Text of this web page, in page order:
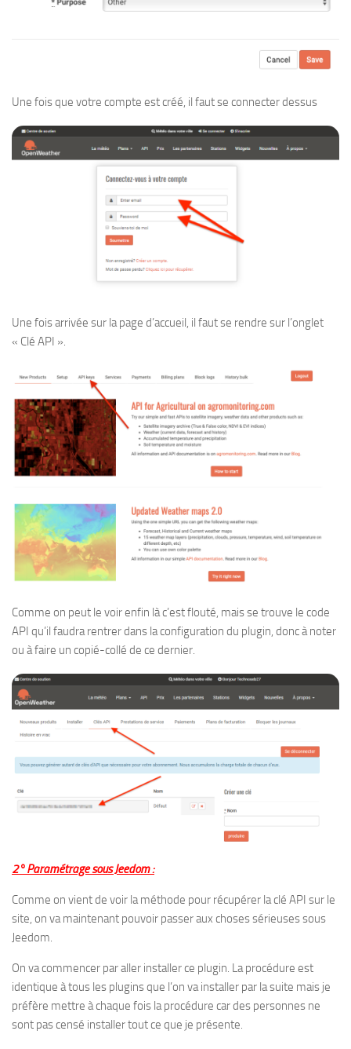
Une fois que votre compte est créé, il faut se connecter dessus
Une fois arrivée sur la page d’accueil, il faut se rendre sur l’onglet
« Clé API ».
Comme on peut le voir enfin là c’est flouté, mais se trouve le code
API qu’il faudra rentrer dans la configuration du plugin, donc à noter
ou à faire un copié-collé de ce dernier.
2° Paramétrage sous Jeedom :
Comme on vient de voir la méthode pour récupérer la clé API sur le
site, on va maintenant pouvoir passer aux choses sérieuses sous
Jeedom.
On va commencer par aller installer ce plugin. La procédure est
identique à tous les plugins que l’on va installer par la suite mais je
préfère mettre à chaque fois la procédure car des personnes ne
sont pas censé installer tout ce que je présente.